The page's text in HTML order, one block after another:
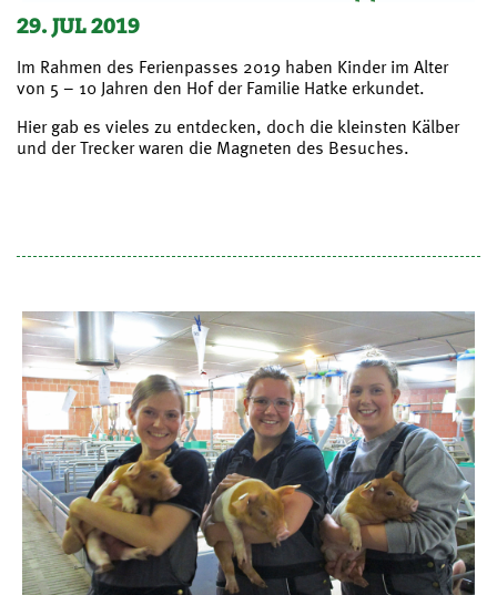
29. JUL 2019
Im Rahmen des Ferienpasses 2019 haben Kinder im Alter
von 5 – 10 Jahren den Hof der Familie Hatke erkundet.
Hier gab es vieles zu entdecken, doch die kleinsten Kälber
und der Trecker waren die Magneten des Besuches.